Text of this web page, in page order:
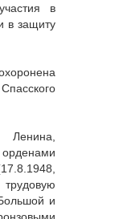
в
в защиту
и